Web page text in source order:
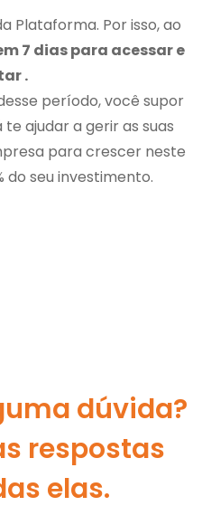
Plataforma. Por isso, ao
7 dias para acessar e
.
período, você supor
ajudar a gerir as suas
para crescer neste
do seu investimento.
dúvida?
respostas
elas.